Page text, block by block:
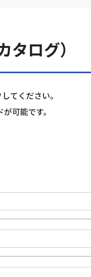
ログ）
てください。
可能です。